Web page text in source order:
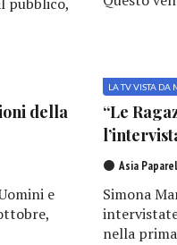
della
e
LA TV VISTA DA
“Le
Asia
Simona
nella